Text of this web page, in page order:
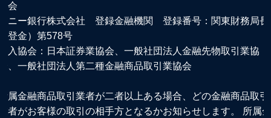
会
ニー銀行株式会社 登録金融機関 登録番号：関東財務局長
登金）第578号
入協会：日本証券業協会、一般社団法人金融先物取引業協
、一般社団法人第二種金融商品取引業協会
属金融商品取引業者が二者以上ある場合、どの金融商品取引
者がお客様の取引の相手方となるかお知らせします。 所属金